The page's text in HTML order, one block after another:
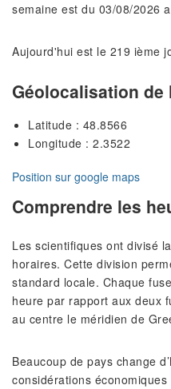
semaine est du 03/08/2026
Aujourd'hui est le 219 ième
Géolocalisation de
Latitude : 48.8566
Longitude : 2.3522
Position sur google maps
Comprendre les
Les scientifiques ont divisé
horaires. Cette division
standard locale. Chaque
heure par rapport aux deux
au centre le méridien de
Beaucoup de pays change
considérations